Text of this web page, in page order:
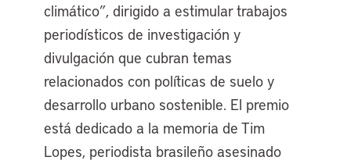
climático”, dirigido a estimular trabajos
periodísticos de investigación y
divulgación que cubran temas
relacionados con políticas de suelo y
desarrollo urbano sostenible. El premio
está dedicado a la memoria de Tim
Lopes, periodista brasileño asesinado